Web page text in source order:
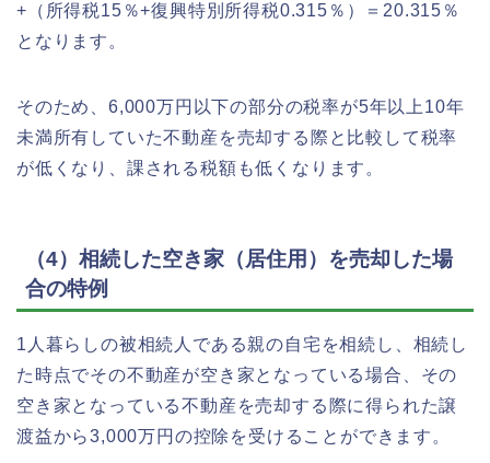
+（所得税15％+復興特別所得税0.315％）＝20.315％
となります。
そのため、6,000万円以下の部分の税率が5年以上10年
未満所有していた不動産を売却する際と比較して税率
が低くなり、課される税額も低くなります。
（4）相続した空き家（居住用）を売却した場
合の特例
1人暮らしの被相続人である親の自宅を相続し、相続し
た時点でその不動産が空き家となっている場合、その
空き家となっている不動産を売却する際に得られた譲
渡益から3,000万円の控除を受けることができます。